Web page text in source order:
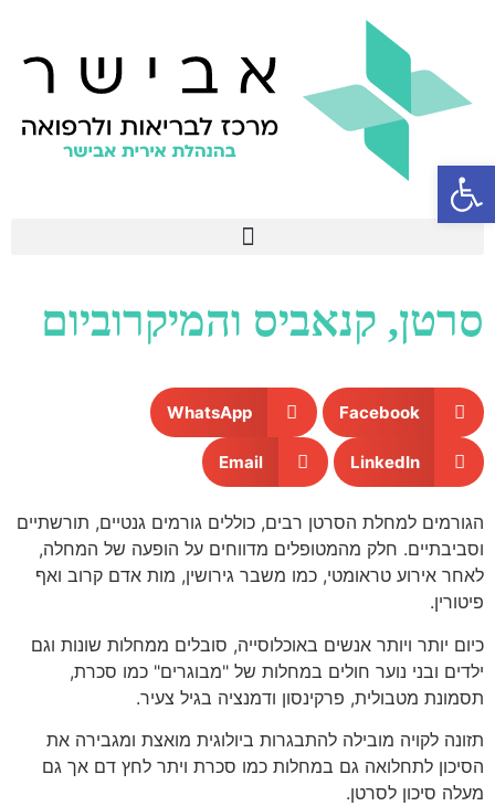
סרטן, קנאביס והמיקרוביום
Facebook
WhatsApp
LinkedIn
Email
הגורמים למחלת הסרטן רבים, כוללים גורמים גנטיים, תורשתיים
וסביבתיים. חלק מהמטופלים מדווחים על הופעה של המחלה,
לאחר אירוע טראומטי, כמו משבר גירושין, מות אדם קרוב ואף
פיטורין.
כיום יותר ויותר אנשים באוכלוסייה, סובלים ממחלות שונות וגם
ילדים ובני נוער חולים במחלות של "מבוגרים" כמו סכרת,
תסמונת מטבולית, פרקינסון ודמנציה בגיל צעיר.
תזונה לקויה מובילה להתבגרות ביולוגית מואצת ומגבירה את
הסיכון לתחלואה גם במחלות כמו סכרת ויתר לחץ דם אך גם
מעלה סיכון לסרטן.
פתח סרגל נגישות